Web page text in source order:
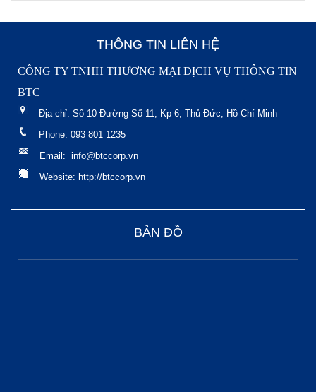
THÔNG TIN LIÊN HỆ
CÔNG TY TNHH THƯƠNG MẠI DỊCH VỤ THÔNG TIN
BTC
Địa chỉ: Số 10 Đường Số 11, Kp 6, Thủ Đức, Hồ Chí Minh
Phone: 093 801 1235
Email: info@btccorp.vn
Website: http://btccorp.vn
BẢN ĐỒ